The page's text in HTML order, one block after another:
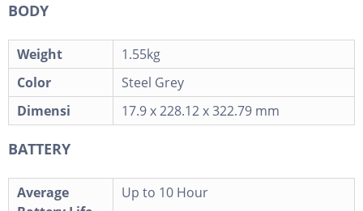
BODY
Weight
1.55kg
Color
Steel Grey
Dimensi
17.9 x 228.12 x 322.79 mm
BATTERY
Average
Up to 10 Hour